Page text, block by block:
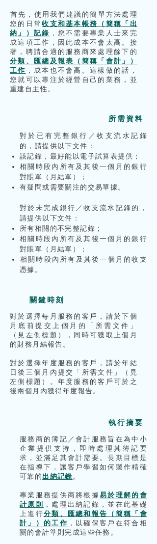
​首先，使用我們建議的簡單方法處理
您的日常收支和基本帳務（簡稱「出
納」）記錄 ，您不需要專業人士來完
成這項工作，因此成本不會太高。 接
著，聘請合適的服務商來處理餘下的
分類、匯總及報表（簡稱「會計」）
工作 ，成本也不會高。這樣做的話，
您就可以專注於經營自己的業務，並
重建自主性。
所需資料
對於已有完整銀行／收支流水記錄
的，請提供以下文件：
該記錄，最好能以電子試算表提供；
相關時段內所有及其後一個月的銀行
對賬單（月結單）；
有疑問或需要關注的交易單據。
對於未完成銀行／收支流水記錄的，
請提供以下文件：
所有相關的不完整記錄；
相關時段內所有及其後一個月的銀行
對賬單（月結單）；
​相關時段內所有及其後一個月的收支
憑據。
關鍵時刻
對於選擇每月服務的客戶，請於下個
月底前提交上個月的「所需文件」
（見左側標題），同時可獲取上個月
的財務月結報告。
對於選擇年度服務的客戶，請於年結
日後三個月內提交「所需文件」（見
左側標題）。年度服務的客戶可於之
後兩個月內獲得年度報告。
執行摘要
服務商的簿記／會計服務旨在為中小
企業提供支持，即時處理其簿記要
求，並滿足其會計需要。長期目標是
在指導下，讓客戶學習如何製作精確
可靠的出納記錄 。
專業服務提供商將根據易於理解的會
計原則
，處理出納記錄，並在此基礎
上進行分類、匯總和報告（簡稱「會
計」）的工作 ，以確保客戶在符合相
關的會計準則完成這些任務。